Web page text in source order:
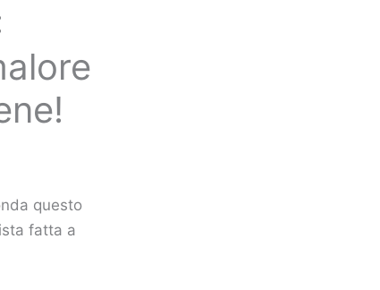
questo
fatta a